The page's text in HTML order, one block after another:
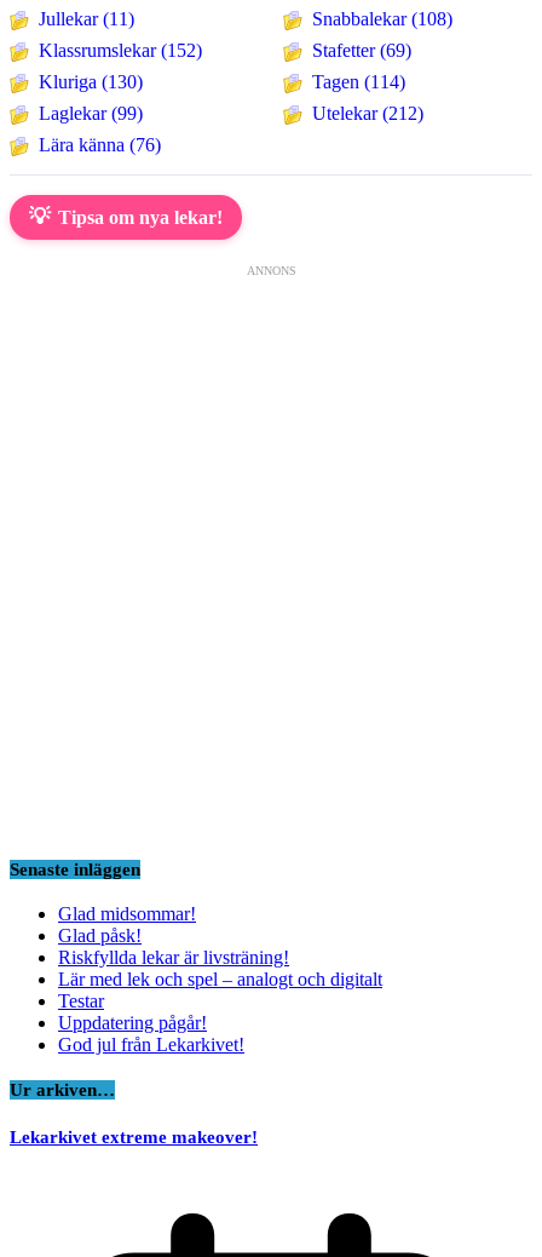
Jullekar (11)
Klassrumslekar (152)
Kluriga (130)
Laglekar (99)
Lära känna (76)
Snabbalekar (108)
Stafetter (69)
Tagen (114)
Utelekar (212)
💡 Tipsa om nya lekar!
ANNONS
Senaste inläggen
Glad midsommar!
Glad påsk!
Riskfyllda lekar är livsträning!
Lär med lek och spel – analogt och digitalt
Testar
Uppdatering pågår!
God jul från Lekarkivet!
Ur arkiven…
Lekarkivet extreme makeover!